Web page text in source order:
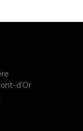
d’Or